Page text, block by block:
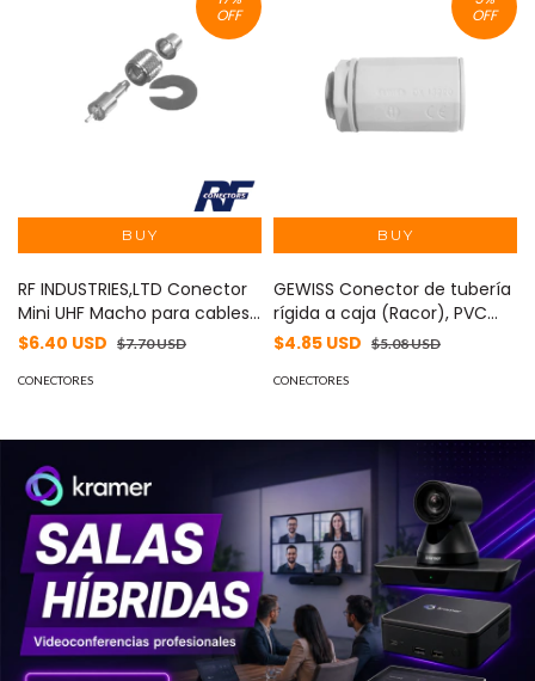
OFF
RF INDUSTRIES,LTD Conector
Mini UHF Macho para cables
RG-58/U, RG-142/U, Níquel/
$6.40 USD $7.70 USD
CONECTORES
OFF
GEWISS Conector de tubería
rígida a caja (Racor), PVC
Auto-extinguible, de 32 mm
$4.85 USD $5.08 USD
CONECTORES